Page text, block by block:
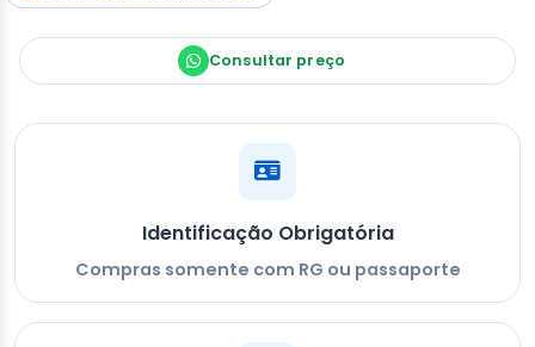
Consultar preço
Identificação Obrigatória
Compras somente com RG ou passaporte